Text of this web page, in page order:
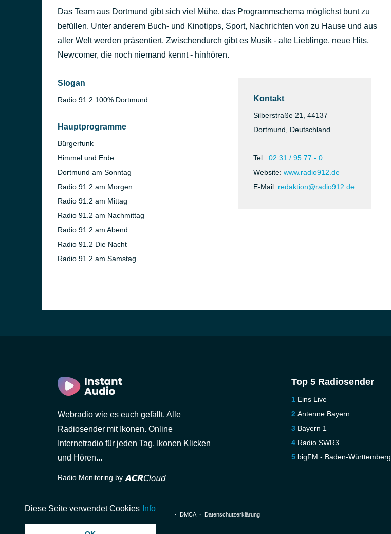
The Connells
vor 20 Minuten
Iko Iko
Justin Wellington
vor 24 Minuten
Das Team aus Dortmund gibt sich viel Mühe, das Programmschema möglichst bunt zu
befüllen. Unter anderem Buch- und Kinotipps, Sport, Nachrichten von zu Hause und aus
aller Welt werden präsentiert. Zwischendurch gibt es Musik - alte Lieblinge, neue Hits,
Newcomer, die noch niemand kennt - hinhören.
Slogan
Radio 91.2 100% Dortmund
Hauptprogramme
Bürgerfunk
Himmel und Erde
Dortmund am Sonntag
Radio 91.2 am Morgen
Radio 91.2 am Mittag
Radio 91.2 am Nachmittag
Radio 91.2 am Abend
Radio 91.2 Die Nacht
Radio 91.2 am Samstag
Kontakt
Silberstraße 21, 44137
Dortmund, Deutschland
Tel.: 02 31 / 95 77 - 0
Website: www.radio912.de
E-Mail: redaktion@radio912.de
Webradio wie es euch gefällt. Alle
Radiosender mit Ikonen. Online
Internetradio für jeden Tag. Ikonen Klicken
und Hören...
Radio Monitoring by
Top 5 Radiosender
Eins Live
Antenne Bayern
Bayern 1
Radio SWR3
bigFM - Baden-Württemberg
© 2026 InstantAudio. Alle Rechte vorbehalten. ・ DMCA・ Datenschutzerklärung
Diese Seite verwendet Cookies Info